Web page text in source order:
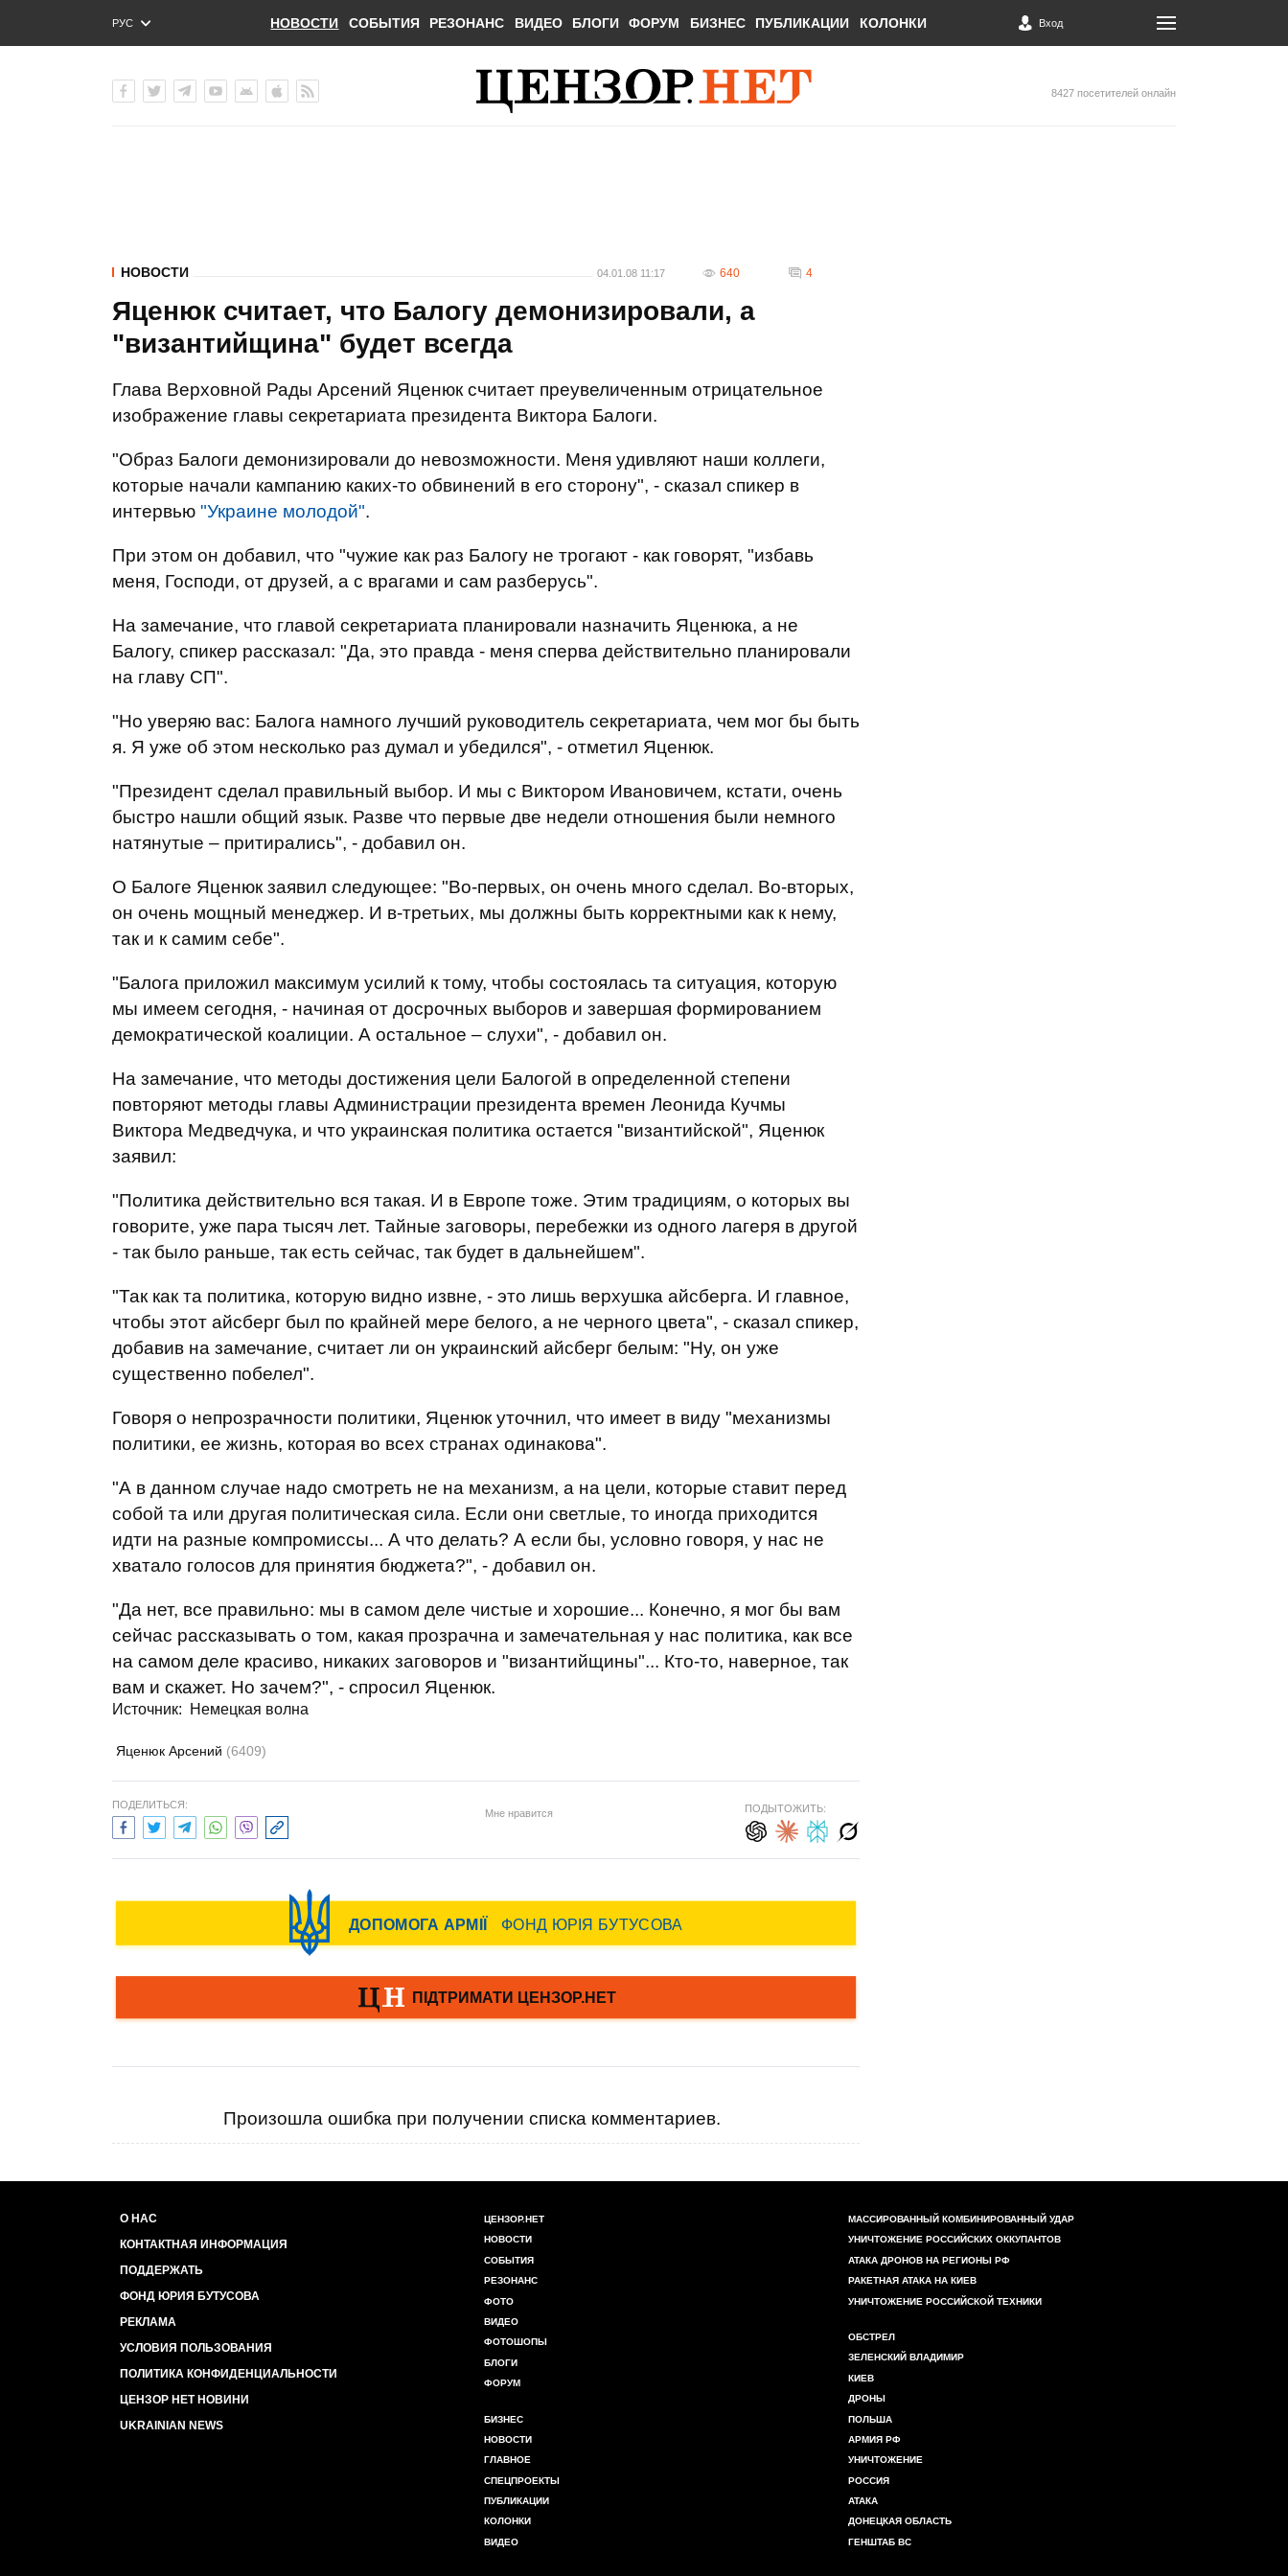
РУС
ENG
НОВОСТИ СОБЫТИЯ РЕЗОНАНС ВИДЕО БЛОГИ ФОРУМ БИЗНЕС ПУБЛИКАЦИИ КОЛОНКИ Вход
8427 посетителей онлайн
НОВОСТИ 04.01.08 11:17 640 4
Яценюк считает, что Балогу демонизировали, а
"византийщина" будет всегда
Глава Верховной Рады Арсений Яценюк считает преувеличенным отрицательное
изображение главы секретариата президента Виктора Балоги.
"Образ Балоги демонизировали до невозможности. Меня удивляют наши коллеги,
которые начали кампанию каких-то обвинений в его сторону", - сказал спикер в
интервью "Украине молодой".
При этом он добавил, что "чужие как раз Балогу не трогают - как говорят, "избавь
меня, Господи, от друзей, а с врагами и сам разберусь".
На замечание, что главой секретариата планировали назначить Яценюка, а не
Балогу, спикер рассказал: "Да, это правда - меня сперва действительно планировали
на главу СП".
"Но уверяю вас: Балога намного лучший руководитель секретариата, чем мог бы быть
я. Я уже об этом несколько раз думал и убедился", - отметил Яценюк.
"Президент сделал правильный выбор. И мы с Виктором Ивановичем, кстати, очень
быстро нашли общий язык. Разве что первые две недели отношения были немного
натянутые – притирались", - добавил он.
О Балоге Яценюк заявил следующее: "Во-первых, он очень много сделал. Во-вторых,
он очень мощный менеджер. И в-третьих, мы должны быть корректными как к нему,
так и к самим себе".
"Балога приложил максимум усилий к тому, чтобы состоялась та ситуация, которую
мы имеем сегодня, - начиная от досрочных выборов и завершая формированием
демократической коалиции. А остальное – слухи", - добавил он.
На замечание, что методы достижения цели Балогой в определенной степени
повторяют методы главы Администрации президента времен Леонида Кучмы
Виктора Медведчука, и что украинская политика остается "византийской", Яценюк
заявил:
"Политика действительно вся такая. И в Европе тоже. Этим традициям, о которых вы
говорите, уже пара тысяч лет. Тайные заговоры, перебежки из одного лагеря в другой
- так было раньше, так есть сейчас, так будет в дальнейшем".
"Так как та политика, которую видно извне, - это лишь верхушка айсберга. И главное,
чтобы этот айсберг был по крайней мере белого, а не черного цвета", - сказал спикер,
добавив на замечание, считает ли он украинский айсберг белым: "Ну, он уже
существенно побелел".
Говоря о непрозрачности политики, Яценюк уточнил, что имеет в виду "механизмы
политики, ее жизнь, которая во всех странах одинакова".
"А в данном случае надо смотреть не на механизм, а на цели, которые ставит перед
собой та или другая политическая сила. Если они светлые, то иногда приходится
идти на разные компромиссы... А что делать? А если бы, условно говоря, у нас не
хватало голосов для принятия бюджета?", - добавил он.
"Да нет, все правильно: мы в самом деле чистые и хорошие... Конечно, я мог бы вам
сейчас рассказывать о том, какая прозрачна и замечательная у нас политика, как все
на самом деле красиво, никаких заговоров и "византийщины"... Кто-то, наверное, так
вам и скажет. Но зачем?", - спросил Яценюк.
Источник: Немецкая волна
Яценюк Арсений (6409)
ПОДЕЛИТЬСЯ:
Мне нравится ПОДЫТОЖИТЬ:
Произошла ошибка при получении списка комментариев.
О НАС
КОНТАКТНАЯ ИНФОРМАЦИЯ
ПОДДЕРЖАТЬ
ФОНД ЮРИЯ БУТУСОВА
РЕКЛАМА
УСЛОВИЯ ПОЛЬЗОВАНИЯ
ПОЛИТИКА КОНФИДЕНЦИАЛЬНОСТИ
ЦЕНЗОР НЕТ НОВИНИ
UKRAINIAN NEWS
ЦЕНЗОР.НЕТ
НОВОСТИ
СОБЫТИЯ
РЕЗОНАНС
ФОТО
ВИДЕО
ФОТОШОПЫ
БЛОГИ
ФОРУМ
БИЗНЕС
НОВОСТИ
ГЛАВНОЕ
СПЕЦПРОЕКТЫ
ПУБЛИКАЦИИ
КОЛОНКИ
ВИДЕО
МАССИРОВАННЫЙ КОМБИНИРОВАННЫЙ УДАР
УНИЧТОЖЕНИЕ РОССИЙСКИХ ОККУПАНТОВ
АТАКА ДРОНОВ НА РЕГИОНЫ РФ
РАКЕТНАЯ АТАКА НА КИЕВ
УНИЧТОЖЕНИЕ РОССИЙСКОЙ ТЕХНИКИ
ОБСТРЕЛ
ЗЕЛЕНСКИЙ ВЛАДИМИР
КИЕВ
ДРОНЫ
ПОЛЬША
АРМИЯ РФ
УНИЧТОЖЕНИЕ
РОССИЯ
АТАКА
ДОНЕЦКАЯ ОБЛАСТЬ
ГЕНШТАБ ВС